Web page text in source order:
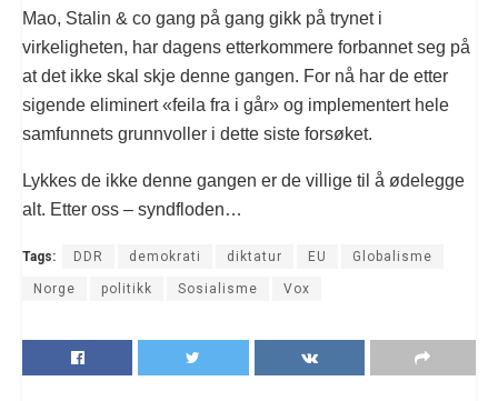
Mao, Stalin & co gang på gang gikk på trynet i
virkeligheten, har dagens etterkommere forbannet seg på
at det ikke skal skje denne gangen. For nå har de etter
sigende eliminert «feila fra i går» og implementert hele
samfunnets grunnvoller i dette siste forsøket.
Lykkes de ikke denne gangen er de villige til å ødelegge
alt. Etter oss – syndfloden…
Tags: DDR demokrati diktatur EU Globalisme
Norge politikk Sosialisme Vox